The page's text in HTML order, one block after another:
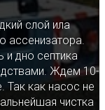
слой ила
ассенизатора.
дно септика
Ждем 10-
Так как насос не
чистка